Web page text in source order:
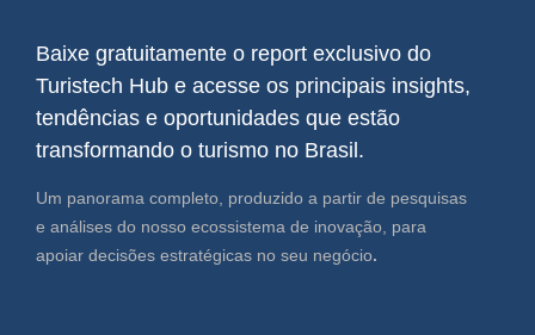
Baixe gratuitamente o report exclusivo do
Turistech Hub e acesse os principais insights,
tendências e oportunidades que estão
transformando o turismo no Brasil.
Um panorama completo, produzido a partir de pesquisas
e análises do nosso ecossistema de inovação, para
apoiar decisões estratégicas no seu negócio.